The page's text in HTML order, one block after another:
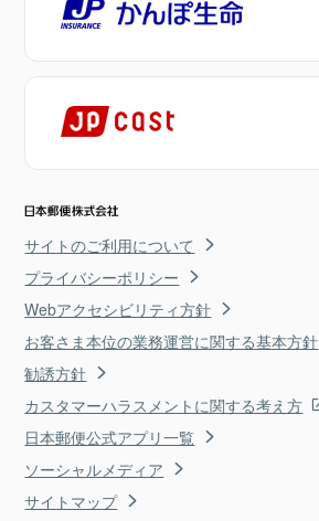
サイトのご利用について
プライバシーポリシー
Webアクセシビリティ方針
お客さま本位の業務運営に関する基本方針
勧誘方針
カスタマーハラスメントに関する考え方
日本郵便公式アプリ一覧
ソーシャルメディア
サイトマップ